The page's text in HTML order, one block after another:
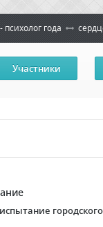
психолог года
Участники